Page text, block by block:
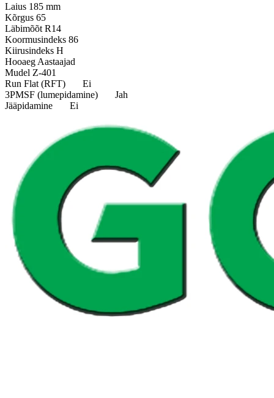
Laius 185 mm
Kõrgus 65
Läbimõõt R14
Koormusindeks 86
Kiirusindeks H
Hooaeg Aastaajad
Mudel Z-401
Run Flat (RFT)
Ei
3PMSF (lumepidamine)
Jah
Jääpidamine
Ei